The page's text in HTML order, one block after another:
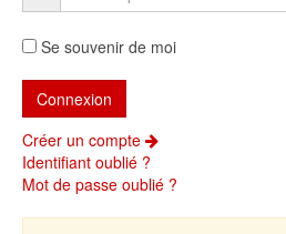
Se souvenir de moi
Créer un compte
Identifiant oublié ?
Mot de passe oublié ?